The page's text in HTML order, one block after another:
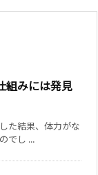
みには発見
た結果、体力がな
でし ...